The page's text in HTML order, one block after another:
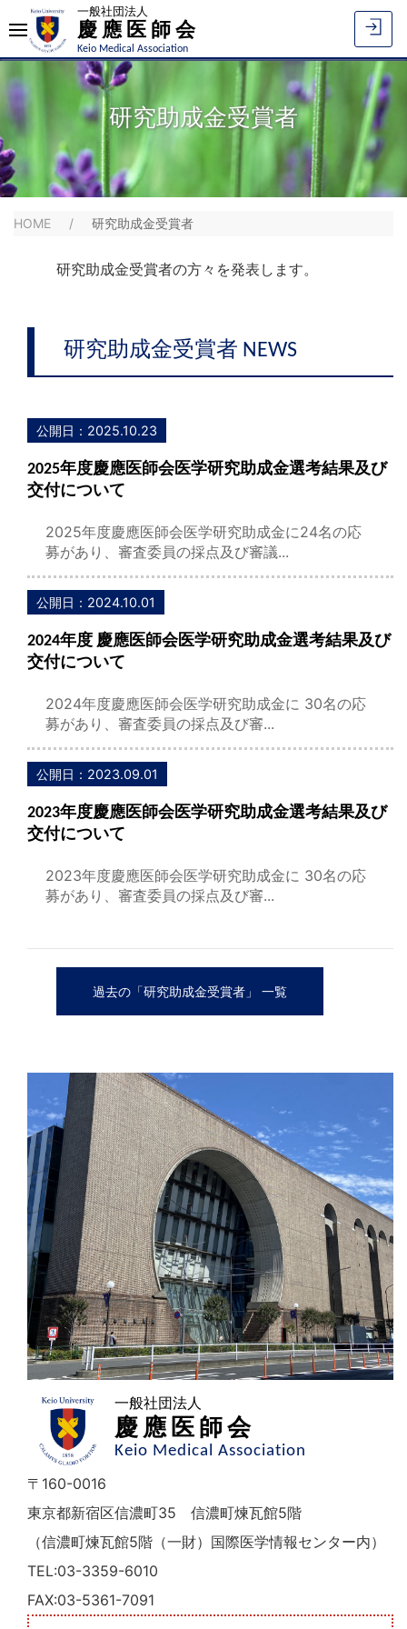
一般社団法人
慶應医師会
Keio Medical Association
研究助成金受賞者
HOME 研究助成金受賞者
研究助成金受賞者の方々を発表します。
研究助成金受賞者 NEWS
公開日：2025.10.23
2025年度慶應医師会医学研究助成金選考結果及び
交付について
2025年度慶應医師会医学研究助成金に24名の応
募があり、審査委員の採点及び審議...
公開日：2024.10.01
2024年度 慶應医師会医学研究助成金選考結果及び
交付について
2024年度慶應医師会医学研究助成金に 30名の応
募があり、審査委員の採点及び審...
公開日：2023.09.01
2023年度慶應医師会医学研究助成金選考結果及び
交付について
2023年度慶應医師会医学研究助成金に 30名の応
募があり、審査委員の採点及び審...
過去の「研究助成金受賞者」 一覧
一般社団法人
慶應医師会
Keio Medical Association
〒160-0016
東京都新宿区信濃町35 信濃町煉瓦館5階
（信濃町煉瓦館5階（一財）国際医学情報センター内）
TEL:03-3359-6010
FAX:03-5361-7091